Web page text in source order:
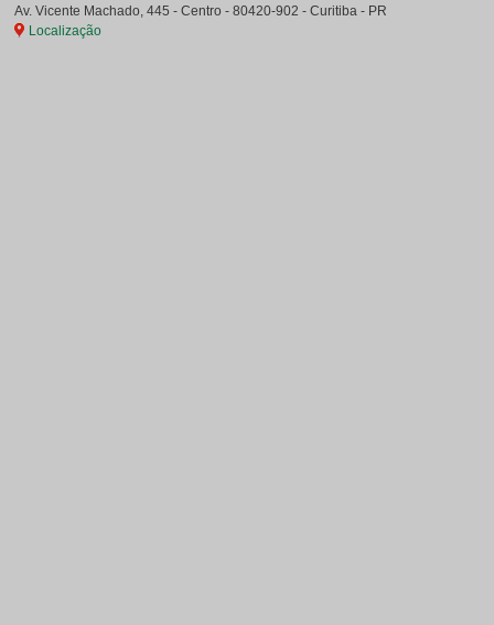
Av. Vicente Machado, 445 - Centro - 80420-902 - Curitiba - PR
Localização